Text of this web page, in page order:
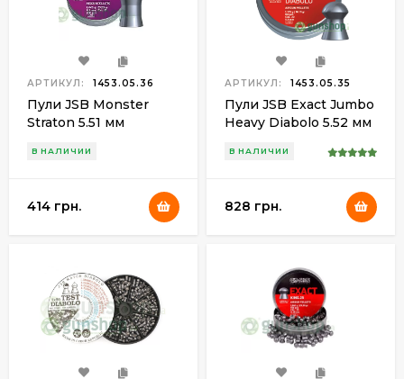
АРТИКУЛ: 1453.05.36
Пули JSB Monster
Straton 5.51 мм
В НАЛИЧИИ
414 грн.
АРТИКУЛ: 1453.05.35
Пули JSB Exact Jumbo
Heavy Diabolo 5.52 мм
В НАЛИЧИИ
828 грн.